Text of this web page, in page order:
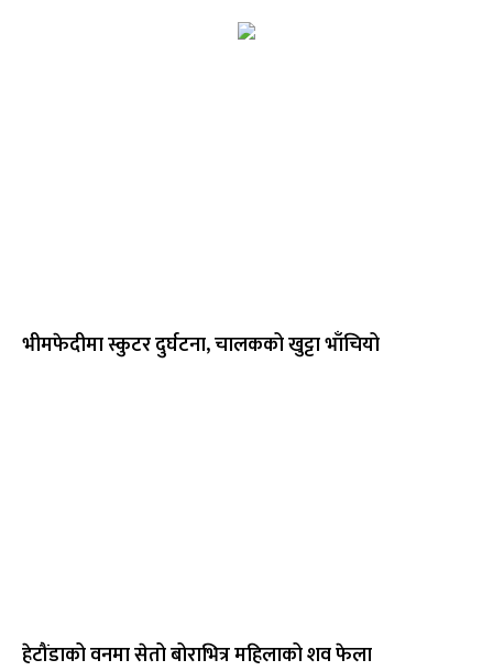
भीमफेदीमा स्कुटर दुर्घटना, चालकको खुट्टा भाँचियो
हेटौंडाको वनमा सेतो बोराभित्र महिलाको शव फेला